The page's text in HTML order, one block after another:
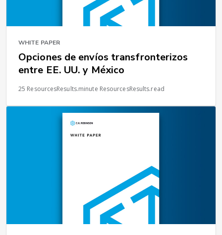
WHITE PAPER
Opciones de envíos transfronterizos
entre EE. UU. y México
25 ResourcesResults.minute ResourcesResults.read